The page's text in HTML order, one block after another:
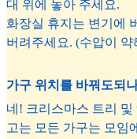
대 위에 놓아 주세요.
화장실 휴지는 변기에
버려주세요. (수압이
가구 위치를 바꿔도되
네! 크리스마스 트리
고는 모든 가구는 모임